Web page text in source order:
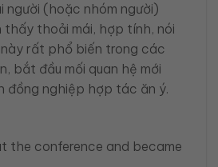
người (hoặc nhóm người)
thấy thoải mái, hợp tính, nói
này rất phổ biến trong các
bắt đầu mối quan hệ mới
đồng nghiệp hợp tác ăn ý.
the conference and became